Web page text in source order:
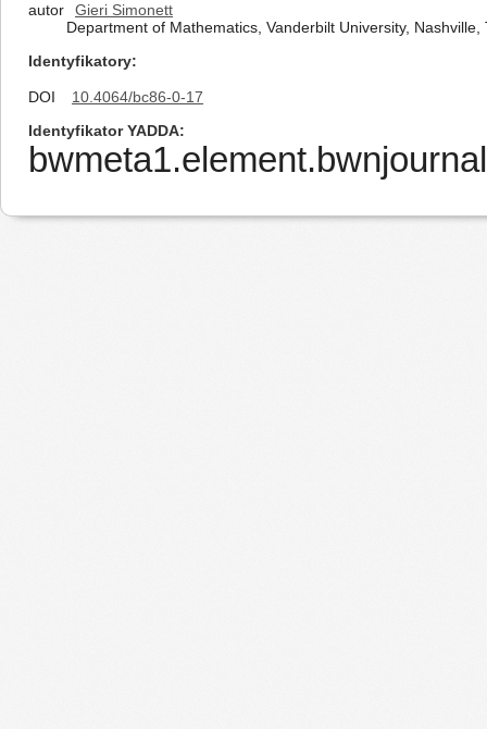
autor
Gieri Simonett
Department of Mathematics, Vanderbilt University, Nashville,
Identyfikatory
DOI
10.4064/bc86-0-17
Identyfikator YADDA